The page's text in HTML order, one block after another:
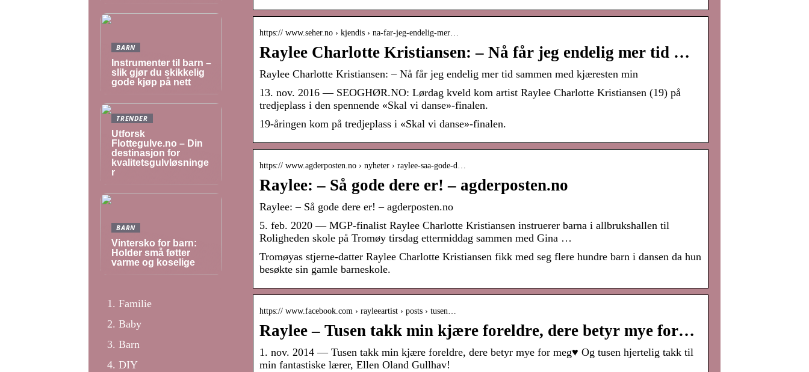
https:// www.seher.no › kjendis › na-far-jeg-endelig-mer…
Raylee Charlotte Kristiansen: – Nå får jeg endelig mer tid …
Raylee Charlotte Kristiansen: – Nå får jeg endelig mer tid sammen med kjæresten min
13. nov. 2016 — SEOGHØR.NO: Lørdag kveld kom artist Raylee Charlotte Kristiansen (19) på
tredjeplass i den spennende «Skal vi danse»-finalen.
19-åringen kom på tredjeplass i «Skal vi danse»-finalen.
https:// www.agderposten.no › nyheter › raylee-saa-gode-d…
Raylee: – Så gode dere er! – agderposten.no
Raylee: – Så gode dere er! – agderposten.no
5. feb. 2020 — MGP-finalist Raylee Charlotte Kristiansen instruerer barna i allbrukshallen til
Roligheden skole på Tromøy tirsdag ettermiddag sammen med Gina …
Tromøyas stjerne-datter Raylee Charlotte Kristiansen fikk med seg flere hundre barn i dansen da hun
besøkte sin gamle barneskole.
https:// www.facebook.com › rayleeartist › posts › tusen…
Raylee – Tusen takk min kjære foreldre, dere betyr mye for…
1. nov. 2014 — Tusen takk min kjære foreldre, dere betyr mye for meg♥ Og tusen hjertelig takk til
min fantastiske lærer, Ellen Oland Gullhav!
BARN
Instrumenter til barn –
slik gjør du skikkelig
gode kjøp på nett
TRENDER
Utforsk
Flottegulve.no – Din
destinasjon for
kvalitetsgulvløsninge
r
BARN
Vintersko for barn:
Holder små føtter
varme og koselige
Familie
Baby
Barn
DIY